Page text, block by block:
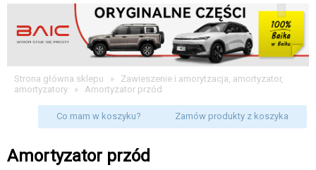
Strona główna sklepu » Zawieszenie i amorytzacja, amortyzator,
amortyzatory » Amortyzator przód
Co mam w koszyku? Zamów produkty z koszyka
Amortyzator przód